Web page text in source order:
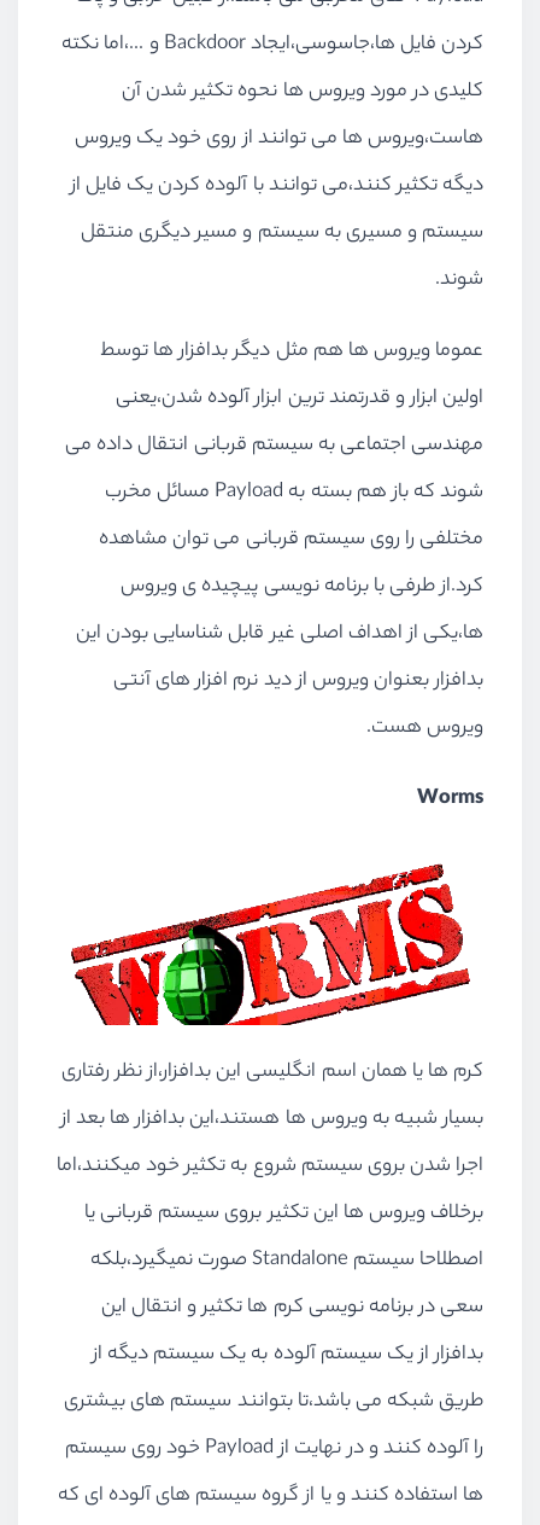
کردن فایل ها،جاسوسی،ایجاد Backdoor و ...،اما نکته
کلیدی در مورد ویروس ها نحوه تکثیر شدن آن
هاست،ویروس ها می توانند از روی خود یک ویروس
دیگه تکثیر کنند،می توانند با آلوده کردن یک فایل از
سیستم و مسیری به سیستم و مسیر دیگری منتقل
شوند.
عموما ویروس ها هم مثل دیگر بدافزار ها توسط
اولین ابزار و قدرتمند ترین ابزار آلوده شدن،یعنی
مهندسی اجتماعی به سیستم قربانی انتقال داده می
شوند که باز هم بسته به Payload مسائل مخرب
مختلفی را روی سیستم قربانی می توان مشاهده
کرد.از طرفی با برنامه نویسی پیچیده ی ویروس
ها،یکی از اهداف اصلی غیر قابل شناسایی بودن این
بدافزار بعنوان ویروس از دید نرم افزار های آنتی
ویروس هست.
Worms
کرم ها یا همان اسم انگلیسی این بدافزار،از نظر رفتاری
بسیار شبیه به ویروس ها هستند،این بدافزار ها بعد از
اجرا شدن بروی سیستم شروع به تکثیر خود میکنند،اما
برخلاف ویروس ها این تکثیر بروی سیستم قربانی یا
اصطلاحا سیستم Standalone صورت نمیگیرد،بلکه
سعی در برنامه نویسی کرم ها تکثیر و انتقال این
بدافزار از یک سیستم آلوده به یک سیستم دیگه از
طریق شبکه می باشد،تا بتوانند سیستم های بیشتری
را آلوده کنند و در نهایت از Payload خود روی سیستم
ها استفاده کنند و یا از گروه سیستم های آلوده ای که